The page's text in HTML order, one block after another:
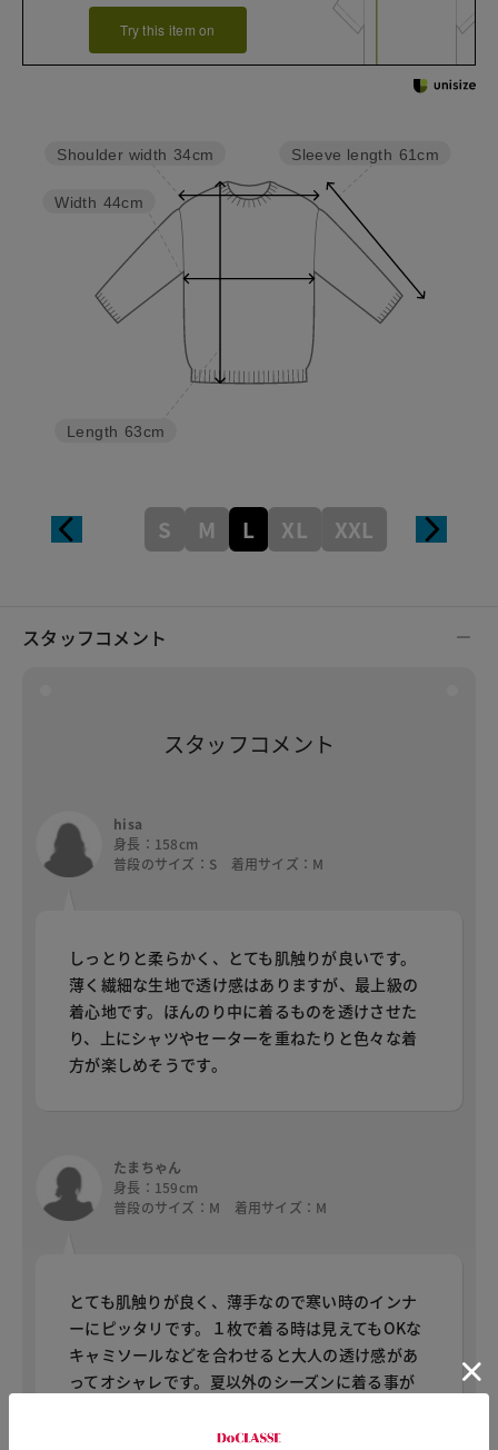
Try this item on
Sleeve length 61cm
Length 63cm
Width 44cm
Shoulder width 34cm
S M L XL XXL
スタッフコメント
スタッフコメント
hisa
身長：158cm
普段のサイズ：S 着用サイズ：M
しっとりと柔らかく、とても肌触りが良いです。
薄く繊細な生地で透け感はありますが、最上級の
着心地です。ほんのり中に着るものを透けさせた
り、上にシャツやセーターを重ねたりと色々な着
方が楽しめそうです。
たまちゃん
身長：159cm
普段のサイズ：M 着用サイズ：M
とても肌触りが良く、薄手なので寒い時のインナ
ーにピッタリです。１枚で着る時は見えてもOKな
キャミソールなどを合わせると大人の透け感があ
ってオシャレです。夏以外のシーズンに着る事が